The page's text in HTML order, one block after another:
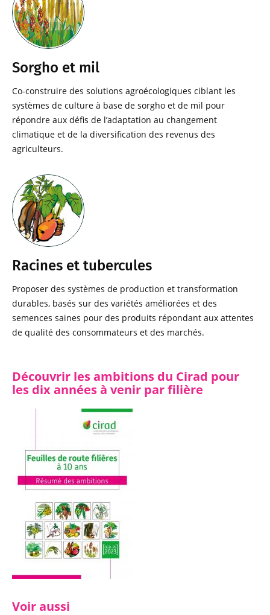
Découvrir les ambitions du Cirad pour
les dix années à venir par filière
Voir aussi
Sorgho et mil
Co-construire des solutions agroécologiques ciblant les
systèmes de culture à base de sorgho et de mil pour
répondre aux défis de l’adaptation au changement
climatique et de la diversification des revenus des
agriculteurs.
Racines et tubercules
Proposer des systèmes de production et transformation
durables, basés sur des variétés améliorées et des
semences saines pour des produits répondant aux attentes
de qualité des consommateurs et des marchés.